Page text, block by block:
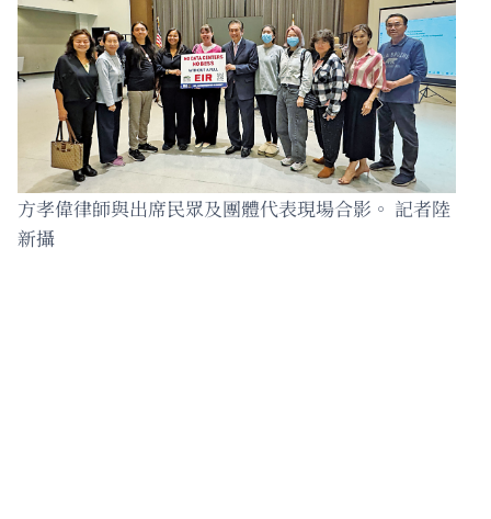
方孝偉律師與出席民眾及團體代表現場合影。 記者陸
新攝